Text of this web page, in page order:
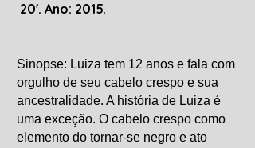
20'. Ano: 2015.
Sinopse: Luiza tem 12 anos e fala com
orgulho de seu cabelo crespo e sua
ancestralidade. A história de Luiza é
uma exceção. O cabelo crespo como
elemento do tornar-se negro e ato